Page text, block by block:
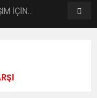
İÇİN 22:57